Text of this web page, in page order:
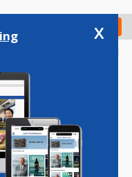
Check in
Vacatures
x